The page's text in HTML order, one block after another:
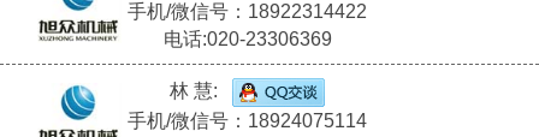
手机/微信号：18922314422
电话:020-23306369
林 慧:
手机/微信号：18924075114